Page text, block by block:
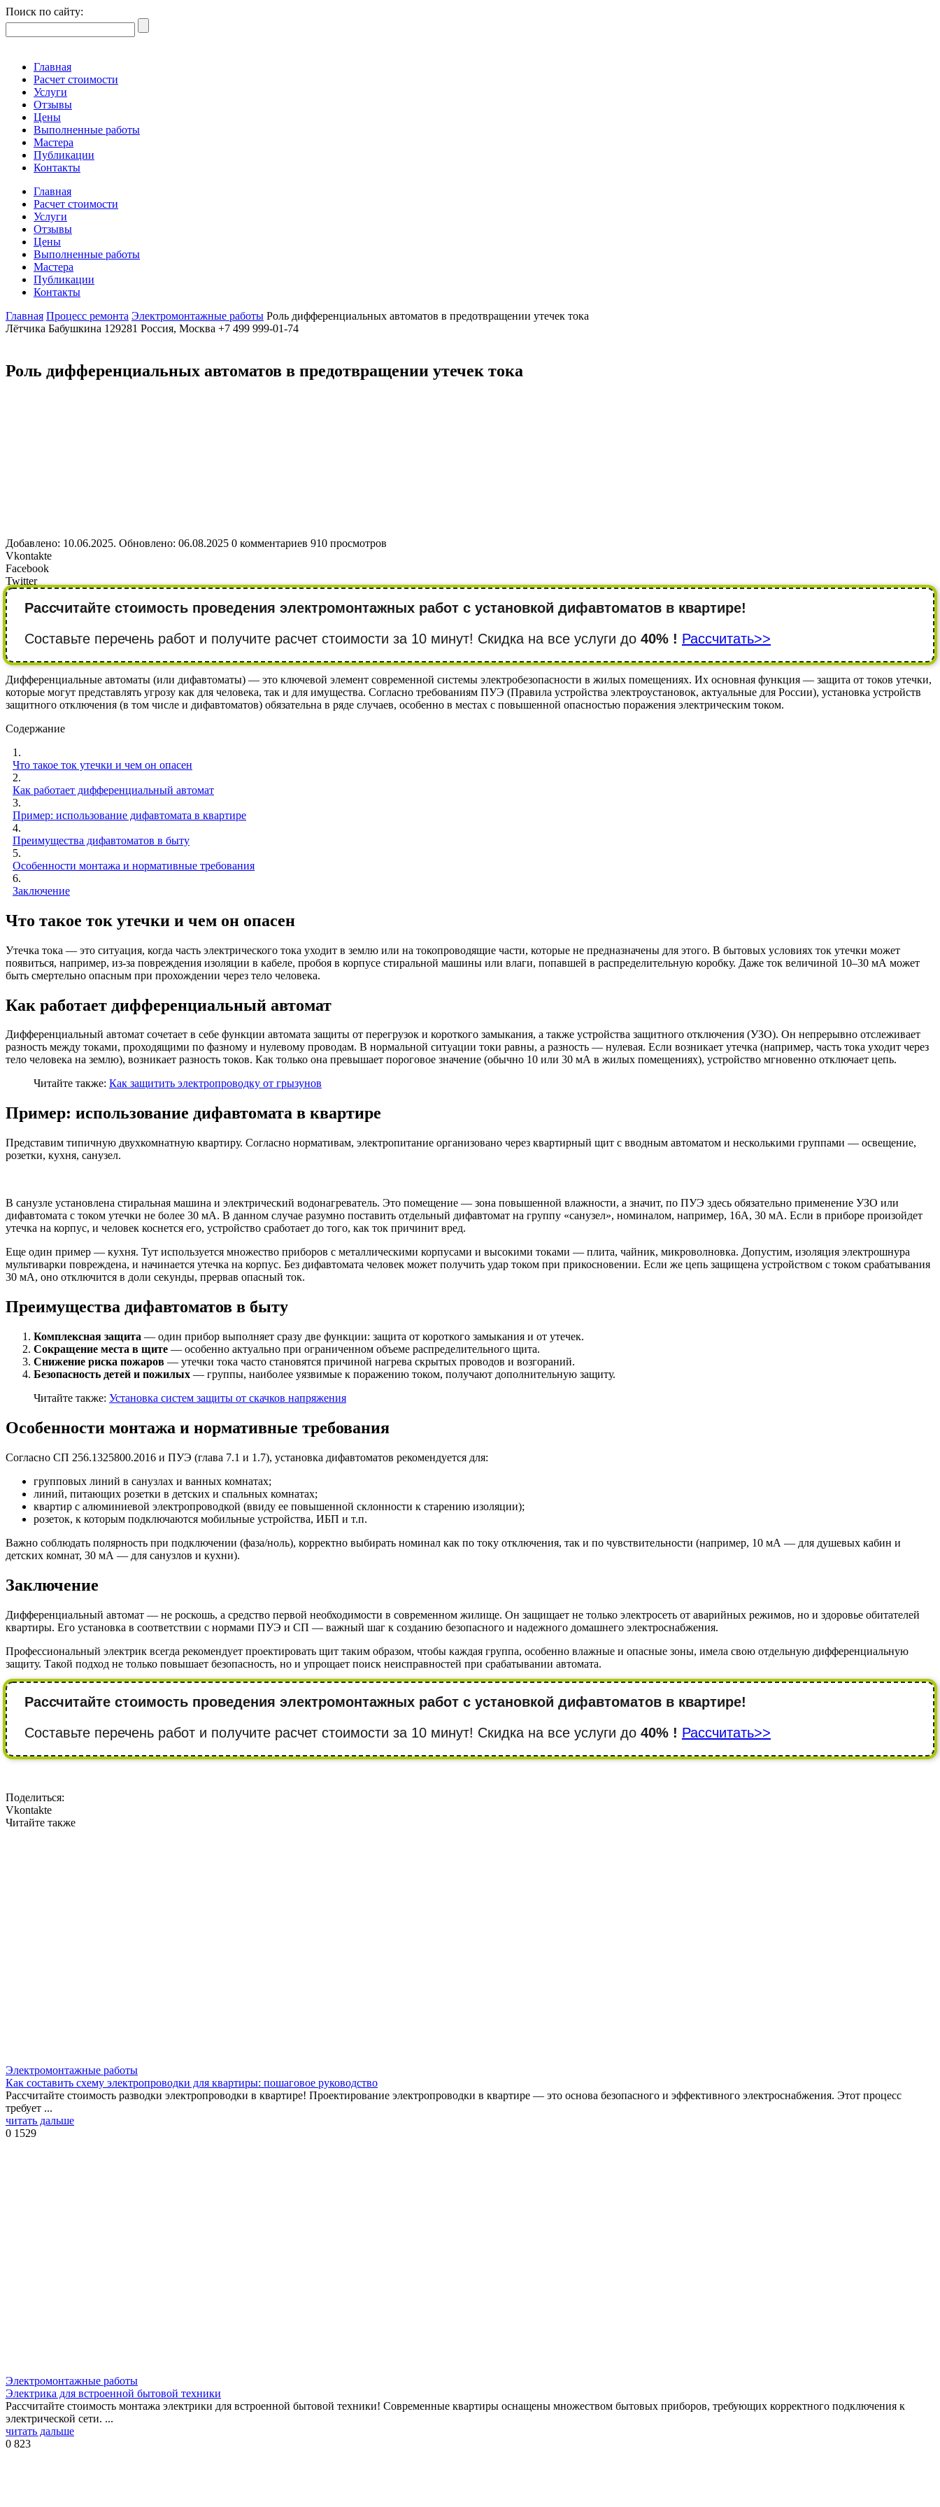
Поиск по сайту:
Главная
Расчет стоимости
Услуги
Отзывы
Цены
Выполненные работы
Мастера
Публикации
Контакты
Главная
Расчет стоимости
Услуги
Отзывы
Цены
Выполненные работы
Мастера
Публикации
Контакты
Главная Процесс ремонта Электромонтажные работы Роль дифференциальных автоматов в предотвращении утечек тока
Лётчика Бабушкина 129281 Россия, Москва +7 499 999-01-74
Роль дифференциальных автоматов в предотвращении утечек тока
Добавлено: 10.06.2025. Обновлено: 06.08.2025 0 комментариев 910 просмотров
Vkontakte
Facebook
Twitter
Рассчитайте стоимость проведения электромонтажных работ с установкой дифавтоматов в квартире!
Составьте перечень работ и получите расчет стоимости за 10 минут! Cкидка на все услуги до 40% ! Рассчитать>>
Дифференциальные автоматы (или дифавтоматы) — это ключевой элемент современной системы электробезопасности в жилых помещениях. Их основная функция — защита от токов утечки,
которые могут представлять угрозу как для человека, так и для имущества. Согласно требованиям ПУЭ (Правила устройства электроустановок, актуальные для России), установка устройств
защитного отключения (в том числе и дифавтоматов) обязательна в ряде случаев, особенно в местах с повышенной опасностью поражения электрическим током.
Содержание
1.
Что такое ток утечки и чем он опасен
2.
Как работает дифференциальный автомат
3.
Пример: использование дифавтомата в квартире
4.
Преимущества дифавтоматов в быту
5.
Особенности монтажа и нормативные требования
6.
Заключение
Что такое ток утечки и чем он опасен
Утечка тока — это ситуация, когда часть электрического тока уходит в землю или на токопроводящие части, которые не предназначены для этого. В бытовых условиях ток утечки может
появиться, например, из-за повреждения изоляции в кабеле, пробоя в корпусе стиральной машины или влаги, попавшей в распределительную коробку. Даже ток величиной 10–30 мА может
быть смертельно опасным при прохождении через тело человека.
Как работает дифференциальный автомат
Дифференциальный автомат сочетает в себе функции автомата защиты от перегрузок и короткого замыкания, а также устройства защитного отключения (УЗО). Он непрерывно отслеживает
разность между токами, проходящими по фазному и нулевому проводам. В нормальной ситуации токи равны, а разность — нулевая. Если возникает утечка (например, часть тока уходит через
тело человека на землю), возникает разность токов. Как только она превышает пороговое значение (обычно 10 или 30 мА в жилых помещениях), устройство мгновенно отключает цепь.
Читайте также: Как защитить электропроводку от грызунов
Пример: использование дифавтомата в квартире
Представим типичную двухкомнатную квартиру. Согласно нормативам, электропитание организовано через квартирный щит с вводным автоматом и несколькими группами — освещение,
розетки, кухня, санузел.
В санузле установлена стиральная машина и электрический водонагреватель. Это помещение — зона повышенной влажности, а значит, по ПУЭ здесь обязательно применение УЗО или
дифавтомата с током утечки не более 30 мА. В данном случае разумно поставить отдельный дифавтомат на группу «санузел», номиналом, например, 16А, 30 мА. Если в приборе произойдет
утечка на корпус, и человек коснется его, устройство сработает до того, как ток причинит вред.
Еще один пример — кухня. Тут используется множество приборов с металлическими корпусами и высокими токами — плита, чайник, микроволновка. Допустим, изоляция электрошнура
мультиварки повреждена, и начинается утечка на корпус. Без дифавтомата человек может получить удар током при прикосновении. Если же цепь защищена устройством с током срабатывания
30 мА, оно отключится в доли секунды, прервав опасный ток.
Преимущества дифавтоматов в быту
Комплексная защита — один прибор выполняет сразу две функции: защита от короткого замыкания и от утечек.
Сокращение места в щите — особенно актуально при ограниченном объеме распределительного щита.
Снижение риска пожаров — утечки тока часто становятся причиной нагрева скрытых проводов и возгораний.
Безопасность детей и пожилых — группы, наиболее уязвимые к поражению током, получают дополнительную защиту.
Читайте также: Установка систем защиты от скачков напряжения
Особенности монтажа и нормативные требования
Согласно СП 256.1325800.2016 и ПУЭ (глава 7.1 и 1.7), установка дифавтоматов рекомендуется для:
групповых линий в санузлах и ванных комнатах;
линий, питающих розетки в детских и спальных комнатах;
квартир с алюминиевой электропроводкой (ввиду ее повышенной склонности к старению изоляции);
розеток, к которым подключаются мобильные устройства, ИБП и т.п.
Важно соблюдать полярность при подключении (фаза/ноль), корректно выбирать номинал как по току отключения, так и по чувствительности (например, 10 мА — для душевых кабин и
детских комнат, 30 мА — для санузлов и кухни).
Заключение
Дифференциальный автомат — не роскошь, а средство первой необходимости в современном жилище. Он защищает не только электросеть от аварийных режимов, но и здоровье обитателей
квартиры. Его установка в соответствии с нормами ПУЭ и СП — важный шаг к созданию безопасного и надежного домашнего электроснабжения.
Профессиональный электрик всегда рекомендует проектировать щит таким образом, чтобы каждая группа, особенно влажные и опасные зоны, имела свою отдельную дифференциальную
защиту. Такой подход не только повышает безопасность, но и упрощает поиск неисправностей при срабатывании автомата.
Рассчитайте стоимость проведения электромонтажных работ с установкой дифавтоматов в квартире!
Составьте перечень работ и получите расчет стоимости за 10 минут! Cкидка на все услуги до 40% ! Рассчитать>>
Поделиться:
Vkontakte
Читайте также
Электромонтажные работы
Как составить схему электропроводки для квартиры: пошаговое руководство
Рассчитайте стоимость разводки электропроводки в квартире! Проектирование электропроводки в квартире — это основа безопасного и эффективного электроснабжения. Этот процесс
требует ...
читать дальше
0 1529
Электромонтажные работы
Электрика для встроенной бытовой техники
Рассчитайте стоимость монтажа электрики для встроенной бытовой техники! Современные квартиры оснащены множеством бытовых приборов, требующих корректного подключения к
электрической сети. ...
читать дальше
0 823